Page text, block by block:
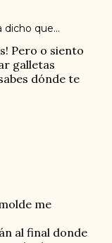
dicho que…
Pero o siento
galletas
dónde te
me
al final donde